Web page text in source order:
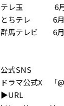
テレ玉 6月24
とちテレ 6月
群馬テレビ 6月
公式SNS
ドラマ公式X 「
▶URL